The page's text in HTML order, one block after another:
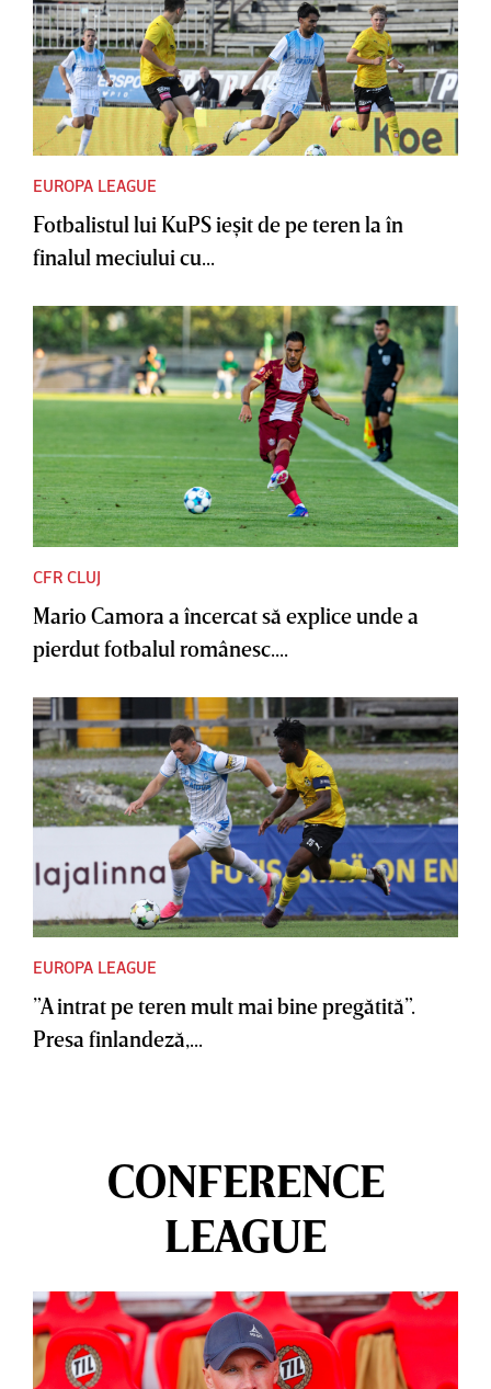
EUROPA LEAGUE
Fotbalistul lui KuPS ieşit de pe teren la în
finalul meciului cu...
CFR CLUJ
Mario Camora a încercat să explice unde a
pierdut fotbalul românesc....
EUROPA LEAGUE
”A intrat pe teren mult mai bine pregătită”.
Presa finlandeză,...
CONFERENCE
LEAGUE